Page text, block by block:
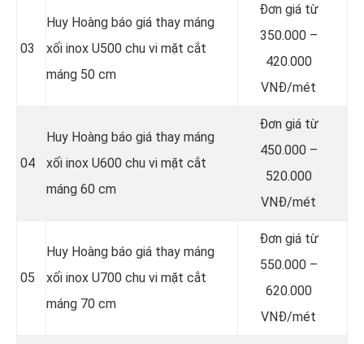
03
Huy Hoàng báo giá thay máng
xối inox U500 chu vi mặt cắt
máng 50 cm
Đơn giá từ
350.000 –
420.000
VNĐ/mét
04
Huy Hoàng báo giá thay máng
xối inox U600 chu vi mặt cắt
máng 60 cm
Đơn giá từ
450.000 –
520.000
VNĐ/mét
05
Huy Hoàng báo giá thay máng
xối inox U700 chu vi mặt cắt
máng 70 cm
Đơn giá từ
550.000 –
620.000
VNĐ/mét